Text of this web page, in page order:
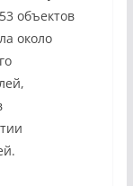
объектов
около